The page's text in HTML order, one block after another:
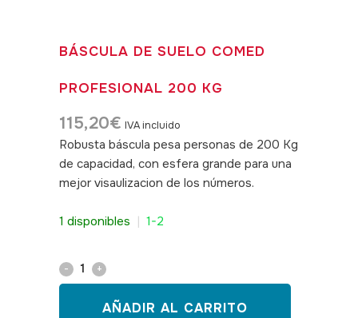
BÁSCULA DE SUELO COMED
PROFESIONAL 200 KG
115,20€ IVA incluido
Robusta báscula pesa personas de 200 Kg
de capacidad, con esfera grande para una
mejor visaulizacion de los números.
1 disponibles
1-2
Báscula
AÑADIR AL CARRITO